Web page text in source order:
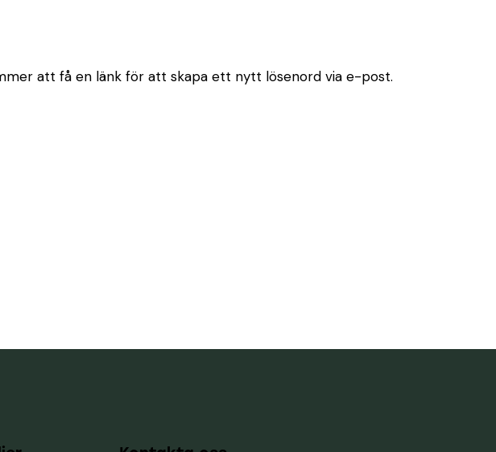
att få en länk för att skapa ett nytt lösenord via e-post.